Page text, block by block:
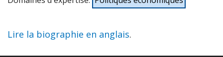
Lire la biographie en anglais.